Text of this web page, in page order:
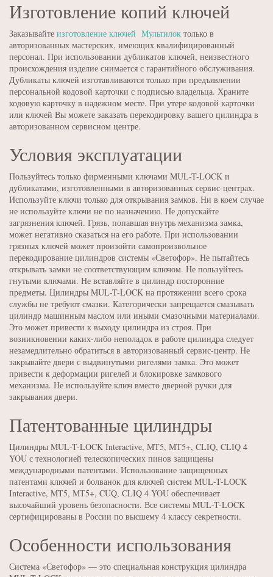
Изготовление копий ключей
Заказывайте изготовление ключей Мультилок только в
авторизованных мастерских, имеющих квалифицированный
персонал. При использовании дубликатов ключей, неизвестного
происхождения изделие снимается с гарантийного обслуживания.
Дубликаты ключей изготавливаются только при предъявлении
персональной кодовой карточки с подписью владельца. Храните
кодовую карточку в надежном месте. При утере кодовой карточки
или ключей Вы можете заказать перекодировку вашего цилиндра в
авторизованном сервисном центре.
Условия эксплуатации
Пользуйтесь только фирменными ключами MUL-T-LOCK и
дубликатами, изготовленными в авторизованных сервис-центрах.
Используйте ключи только для открывания замков. Ни в коем случае
не используйте ключи не по назначению. Не допускайте
загрязнения ключей. Грязь, попавшая внутрь механизма замка,
может негативно сказаться на его работе. При использовании
грязных ключей может произойти самопроизвольное
перекодирование цилиндров системы «Светофор». Не пытайтесь
открывать замки не соответствующим ключом. Не пользуйтесь
гнутыми ключами. Не вставляйте в цилиндр посторонние
предметы. Цилиндры MUL-T-LOCK на протяжении всего срока
службы не требуют смазки. Категорически запрещается смазывать
цилиндр машинным маслом или иными смазочными материалами.
Это может привести к выходу цилиндра из строя. При
возникновении каких-либо неполадок в работе цилиндра следует
незамедлительно обратиться в авторизованный сервис-центр. Не
закрывайте двери с выдвинутыми ригелями замка. Это может
привести к деформации ригелей и блокировке замкового
механизма. Не используйте ключ вместо дверной ручки для
закрывания двери.
Патентованные цилиндры
Цилиндры MUL-T-LOCK Interactive, MT5, МТ5+, CLIQ, CLIQ 4
YOU с технологией телескопических пинов защищены
международными патентами. Использование защищенных
патентами ключей и болванок для ключей систем MUL-T-LOCK
Interactive, MT5, МТ5+, CUQ, CLIQ 4 YOU обеспечивает
высочайший уровень безопасности. Все системы MUL-T-LOCK
сертифицированы в России по высшему 4 классу секретности.
Особенности использования
Система «Светофор» — это специальная конструкция цилиндра